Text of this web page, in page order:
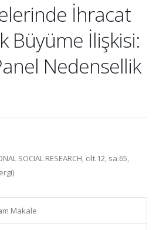
İhracat
Büyüme İlişkisi:
Nedensellik
SOCIAL RESEARCH, cilt.12, sa.65,
Makale